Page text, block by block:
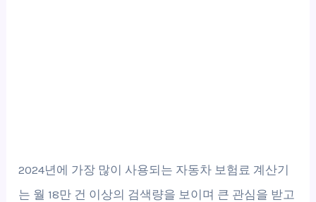
2024년에 가장 많이 사용되는 자동차 보험료 계산기
는 월 18만 건 이상의 검색량을 보이며 큰 관심을 받고